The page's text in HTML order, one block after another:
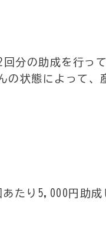
分の助成を行って
状態によって、
たり5,000円助成